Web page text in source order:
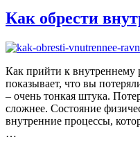
Как обрести
Как прийти к внутреннему
показывает, что вы
– очень тонкая штука.
сложнее. Состояние
внутренние процессы,
…